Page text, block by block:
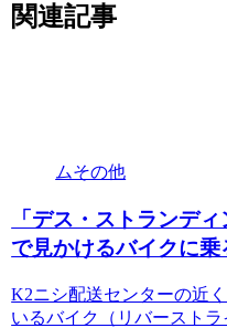
関連記事
ムその他
「デス・ストランデ
で見かけるバイクに乗
K2ニシ配送センターの近
いるバイク（リバースト